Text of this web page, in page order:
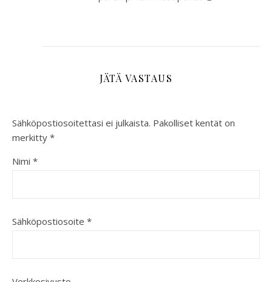
JÄTÄ VASTAUS
Sähköpostiosoitettasi ei julkaista. Pakolliset kentät on
merkitty *
Nimi *
Sähköpostiosoite *